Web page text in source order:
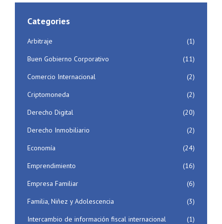
Categories
Arbitraje
(1)
Buen Gobierno Corporativo
(11)
Comercio Internacional
(2)
Criptomoneda
(2)
Derecho Digital
(20)
Derecho Inmobiliario
(2)
Economía
(24)
Emprendimiento
(16)
Empresa Familiar
(6)
Familia, Niñez y Adolescencia
(3)
Intercambio de información fiscal internacional
(1)